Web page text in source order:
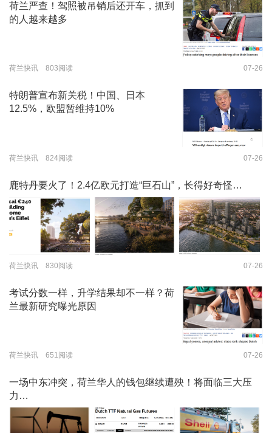
荷兰严查！驾照被吊销后还开车，抓到
的人越来越多
荷兰快讯 803阅读 07-26
特朗普宣布新关税！中国、日本
12.5%，欧盟暂维持10%
荷兰快讯 824阅读 07-26
鹿特丹要火了！2.4亿欧元打造“巨石山”，长得好奇怪…
荷兰快讯 830阅读 07-26
考试分数一样，升学结果却不一样？荷
兰最新研究曝光原因
荷兰快讯 651阅读 07-26
一场中东冲突，荷兰华人的钱包继续遭殃！将面临三大压
力…